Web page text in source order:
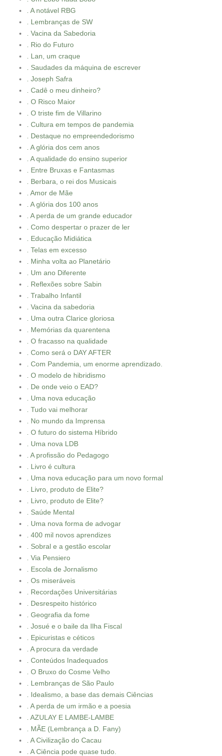
. A notável RBG
. Lembranças de SW
. Vacina da Sabedoria
. Rio do Futuro
. Lan, um craque
. Saudades da máquina de escrever
. Joseph Safra
. Cadê o meu dinheiro?
. O Risco Maior
. O triste fim de Villarino
. Cultura em tempos de pandemia
. Destaque no empreendedorismo
. A glória dos cem anos
. A qualidade do ensino superior
. Entre Bruxas e Fantasmas
. Berbara, o rei dos Musicais
. Amor de Mãe
. A glória dos 100 anos
. A perda de um grande educador
. Como despertar o prazer de ler
. Educação Midiática
. Telas em excesso
. Minha volta ao Planetário
. Um ano Diferente
. Reflexões sobre Sabin
. Trabalho Infantil
. Vacina da sabedoria
. Uma outra Clarice gloriosa
. Memórias da quarentena
. O fracasso na qualidade
. Como será o DAY AFTER
. Com Pandemia, um enorme aprendizado.
. O modelo de hibridismo
. De onde veio o EAD?
. Uma nova educação
. Tudo vai melhorar
. No mundo da Imprensa
. O futuro do sistema Híbrido
. Uma nova LDB
. A profissão do Pedagogo
. Livro é cultura
. Uma nova educação para um novo formal
. Livro, produto de Elite?
. Livro, produto de Elite?
. Saúde Mental
. Uma nova forma de advogar
. 400 mil novos aprendizes
. Sobral e a gestão escolar
. Via Pensiero
. Escola de Jornalismo
. Os miseráveis
. Recordações Universitárias
. Desrespeito histórico
. Geografia da fome
. Josué e o baile da Ilha Fiscal
. Epicuristas e céticos
. A procura da verdade
. Conteúdos Inadequados
. O Bruxo do Cosme Velho
. Lembranças de São Paulo
. Idealismo, a base das demais Ciências
. A perda de um irmão e a poesia
. AZULAY E LAMBE-LAMBE
. MÃE (Lembrança a D. Fany)
. A Civilização do Cacau
. A Ciência pode quase tudo.